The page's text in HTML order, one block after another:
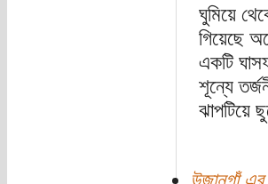
ঘুমিয়ে
গিয়েছে
একটি
শূন্যে
ঝাপটিয়ে